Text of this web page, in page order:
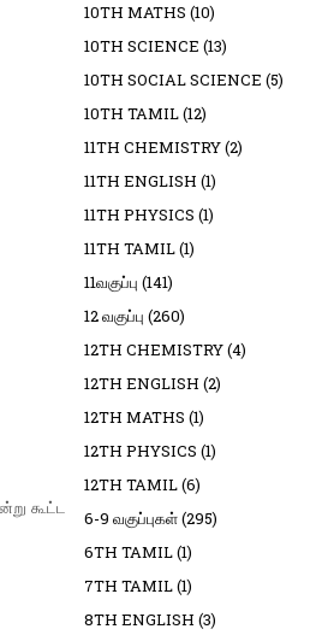
கூட்ட
10TH MATHS (10)
10TH SCIENCE (13)
10TH SOCIAL SCIENCE (5)
10TH TAMIL(12)
11TH CHEMISTRY(2)
11TH ENGLISH (1)
11TH PHYSICS (1)
11TH TAMIL(1)
11வகுப்பு (141)
12 வகுப்பு (260)
12TH CHEMISTRY(4)
12TH ENGLISH (2)
12TH MATHS (1)
12TH PHYSICS (1)
12TH TAMIL(6)
6-9 வகுப்புகள்(295)
6TH TAMIL(1)
7TH TAMIL(1)
8TH ENGLISH (3)